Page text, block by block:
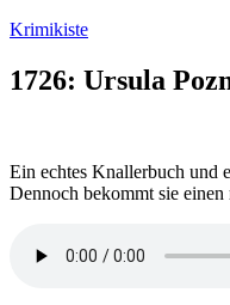
Zum
springen
Krimikiste
1726: Ursula
Ein echtes Knallerbuch und
Dennoch bekommt sie